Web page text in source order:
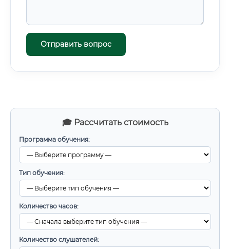
🎓 Рассчитать стоимость
Программа обучения:
Тип обучения:
Количество часов:
Количество слушателей:
Отправить вопрос